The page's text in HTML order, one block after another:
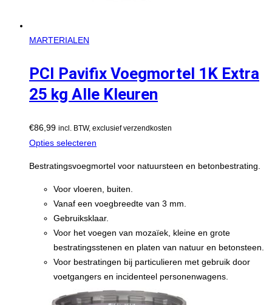
MARTERIALEN
PCI Pavifix Voegmortel 1K Extra
25 kg Alle Kleuren
€86,99 incl. BTW, exclusief verzendkosten
Opties selecteren
Bestratingsvoegmortel voor natuursteen en betonbestrating.
Voor vloeren, buiten.
Vanaf een voegbreedte van 3 mm.
Gebruiksklaar.
Voor het voegen van mozaïek, kleine en grote
bestratingsstenen en platen van natuur en betonsteen.
Voor bestratingen bij particulieren met gebruik door
voetgangers en incidenteel personenwagens.